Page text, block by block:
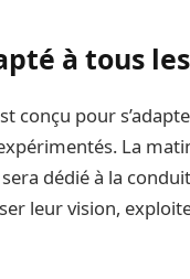
à tous
conçu pour
La
dédié à la
leur vision,